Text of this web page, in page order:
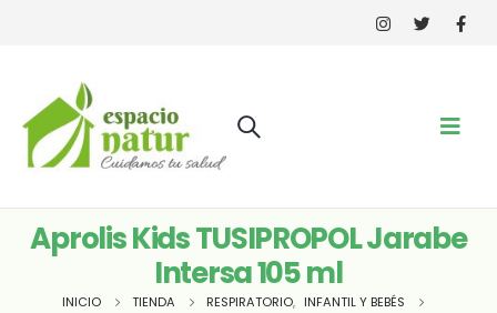
Aprolis Kids TUSIPROPOL Jarabe
Intersa 105 ml
INICIO TIENDA RESPIRATORIO, INFANTIL Y BEBÉS